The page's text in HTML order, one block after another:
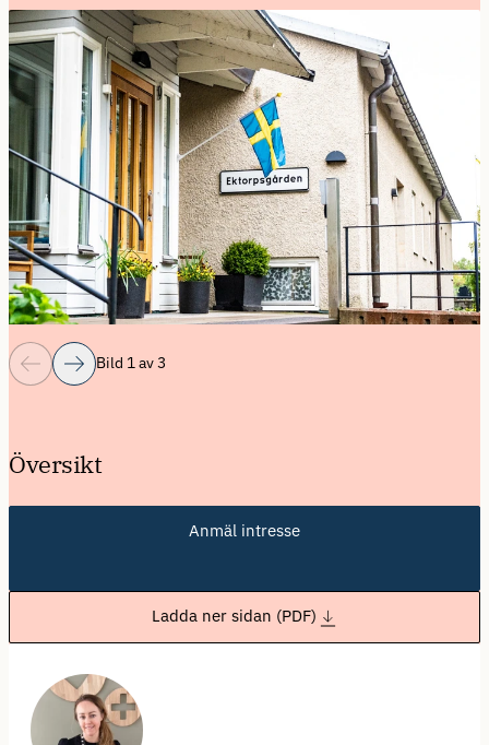
Bild 1 av 3
Översikt
Anmäl intresse
Ladda ner sidan (PDF)